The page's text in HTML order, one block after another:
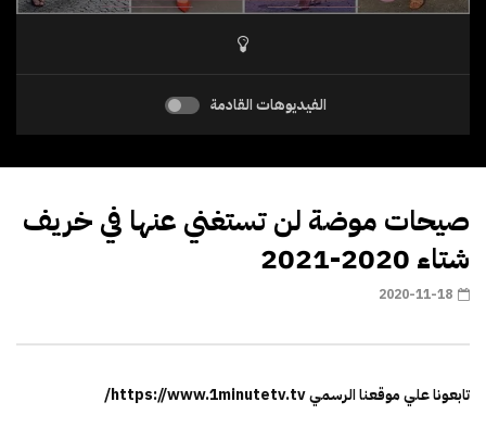
الفيديوهات القادمة
صيحات موضة لن تستغني عنها في خريف
شتاء 2020-2021
2020-11-18
تابعونا علي موقعنا الرسمي https://www.1minutetv.tv/